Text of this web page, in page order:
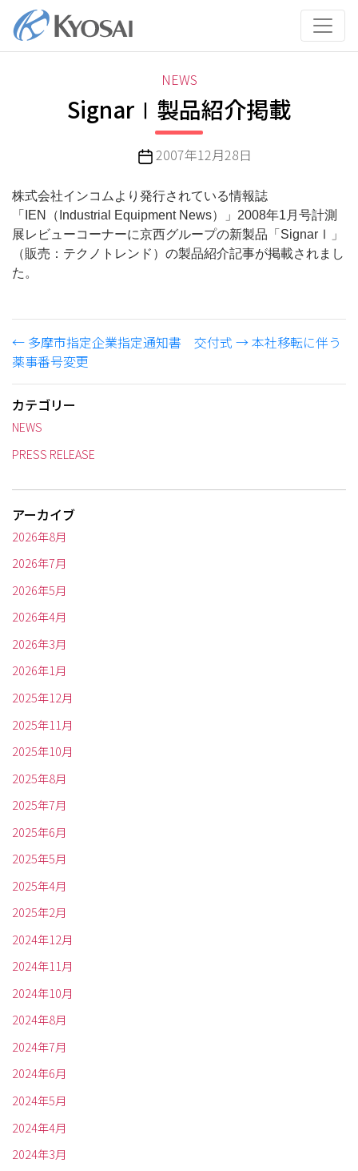
テ
カ
テ
ゴ
リ
ー
NEWS
SignarⅠ製品紹介掲載
投
日
2007年12月28日
株式会社インコムより発行されている情報誌
「IEN（Industrial Equipment News）」2008年1月号計測
展レビューコーナーに京西グループの新製品「SignarⅠ」
（販売：テクノトレンド）の製品紹介記事が掲載されまし
た。
← 多摩市指定企業指定通知書 交付式 →本社移転に伴う
薬事番号変更
カテゴリー
NEWS
PRESS RELEASE
アーカイブ
2026年8月
2026年7月
2026年5月
2026年4月
2026年3月
2026年1月
2025年12月
2025年11月
2025年10月
2025年8月
2025年7月
2025年6月
2025年5月
2025年4月
2025年2月
2024年12月
2024年11月
2024年10月
2024年8月
2024年7月
2024年6月
2024年5月
2024年4月
2024年3月